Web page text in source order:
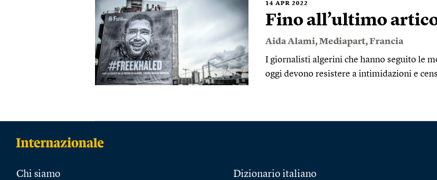
14 APR 2022
Fino all’ultimo
Aida Alami,Mediapart,Francia
I giornalisti algerini che hanno seguito le
oggi devono resistere a intimidazioni e
Chi siamo Dizionario italiano